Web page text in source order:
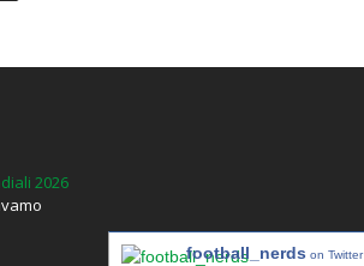
2026
football_nerds on Twitter